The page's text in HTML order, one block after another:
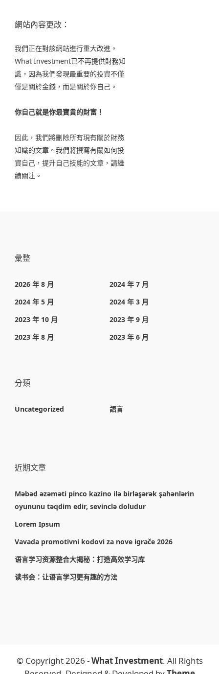
網站內容更改：
我們正在對該網站進行重大改進。
What Investment已不再提供財務知
識，因為我們發現最重要的投資不僅
僅是關於金錢，而是關於你自己。
你自己就是你最寶貴的財富！
因此，我們將刪除所有現有關於財務
知識的文章。我們將撰寫有關如何投
資自己，提升自己技能的文章，請繼
續關注。
彙整
2026 年 8 月
2024 年 7 月
2024 年 5 月
2024 年 3 月
2023 年 10 月
2023 年 9 月
2023 年 8 月
2023 年 6 月
分類
Uncategorized 語言
近期文章
Məbəd əzəməti pinco kazino ilə birləşərək şahənlərin
oyununu təqdim edir, sevinclə doludur
Lorem Ipsum
Vavada promotivni kodovi za nove igrače 2026
语言学习资源整合大揭秘：打造高效学习库
读书会：让语言学习更有趣的方法
© Copyright 2026 -What Investment. All Rights